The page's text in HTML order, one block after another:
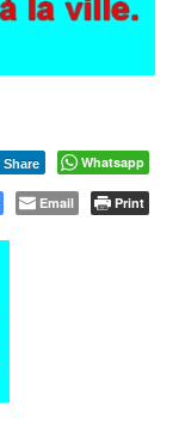
Share Whatsapp
Email Print